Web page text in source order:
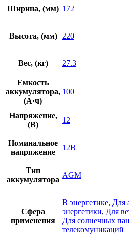
Ширина, (мм) 172
Высота, (мм) 220
Вес, (кг) 27.3
Емкость
аккумулятора,
(А·ч)
100
Напряжение,
(В)
12
Номинальное
напряжение
12В
Тип
аккумулятора
AGM
Сфера
применения
В энергетике, Для
энергетики, Для
Для солнечных
телекомуникаций